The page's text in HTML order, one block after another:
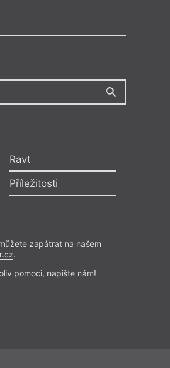
Ravt
Příležitosti
zapátrat na našem
.
pomoci, napište nám!